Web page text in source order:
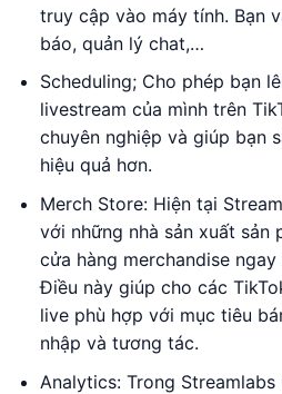
truy cập vào máy tính. Bạn
báo, quản lý chat,…
Scheduling; Cho phép bạn
livestream của mình trên
chuyên nghiệp và giúp bạn
hiệu quả hơn.
Merch Store: Hiện tại
với những nhà sản xuất sản
cửa hàng merchandise
Điều này giúp cho các
live phù hợp với mục tiêu
nhập và tương tác.
Analytics: Trong